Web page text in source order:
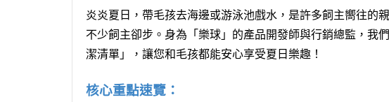
炎炎夏日，帶毛孩去海邊或游泳池戲水，是許多飼主嚮往的
不少飼主卻步。身為「樂球」的產品開發師與行銷總監，我
潔清單」，讓您和毛孩都能安心享受夏日樂趣！
核心重點速覽：